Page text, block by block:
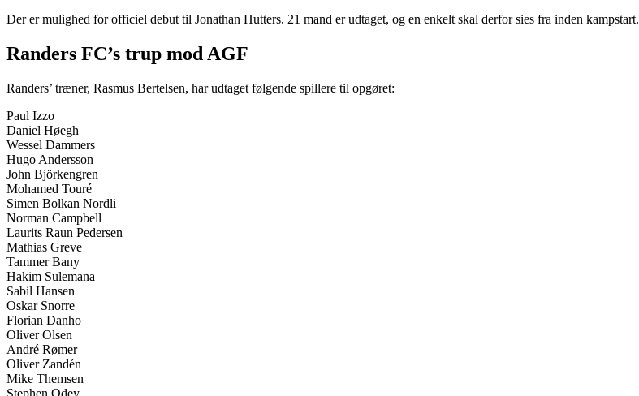
Der er mulighed for officiel debut til Jonathan Hutters. 21 mand er udtaget, og en enkelt skal derfor sies fra inden kampstart.
Randers FC’s trup mod AGF
Randers’ træner, Rasmus Bertelsen, har udtaget følgende spillere til opgøret:
Paul Izzo
Daniel Høegh
Wessel Dammers
Hugo Andersson
John Björkengren
Mohamed Touré
Simen Bolkan Nordli
Norman Campbell
Laurits Raun Pedersen
Mathias Greve
Tammer Bany
Hakim Sulemana
Sabil Hansen
Oskar Snorre
Florian Danho
Oliver Olsen
André Rømer
Oliver Zandén
Mike Themsen
Stephen Odey